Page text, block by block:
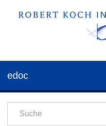
edoc